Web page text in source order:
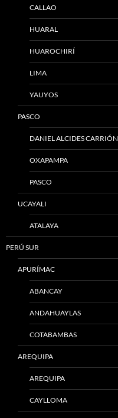
CALLAO
HUARAL
HUAROCHIRÍ
LIMA
YAUYOS
PASCO
DANIEL ALCIDES CARRIÓN
OXAPAMPA
PASCO
UCAYALI
ATALAYA
PERÚ SUR
APURÍMAC
ABANCAY
ANDAHUAYLAS
COTABAMBAS
AREQUIPA
AREQUIPA
CAYLLOMA